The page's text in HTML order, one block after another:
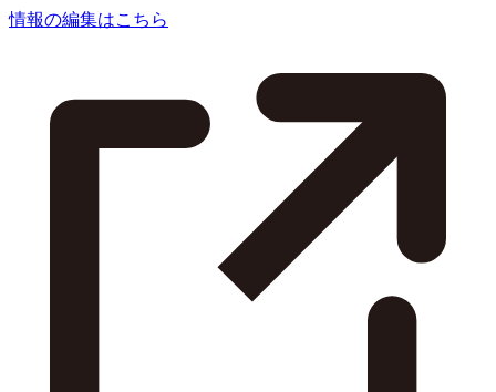
情報の編集はこちら